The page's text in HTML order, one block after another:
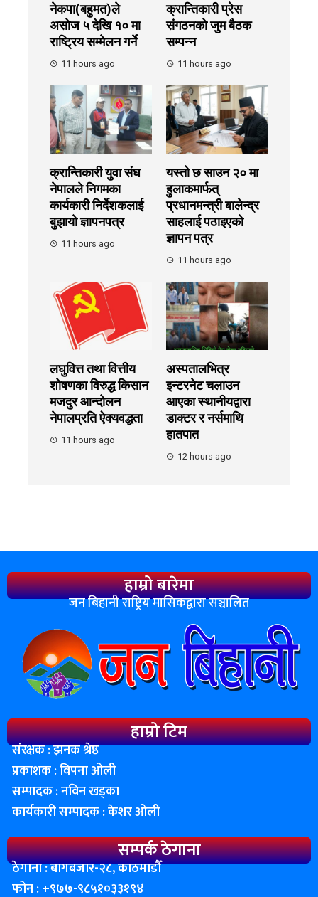
नेकपा(बहुमत)ले
असोज ५ देखि १० मा
राष्ट्रिय सम्मेलन गर्ने
11 hours ago
क्रान्तिकारी प्रेस
संगठनको जुम बैठक
सम्पन्न
11 hours ago
क्रान्तिकारी युवा संघ
नेपालले निगमका
कार्यकारी निर्देशकलाई
बुझायाे ज्ञापनपत्र
11 hours ago
यस्तो छ साउन २० मा
हुलाकमार्फत्
प्रधानमन्त्री बालेन्द्र
साहलाई पठाइएको
ज्ञापन पत्र
11 hours ago
लघुवित्त तथा वित्तीय
शोषणका विरुद्ध किसान
मजदुर आन्दोलन
नेपालप्रति ऐक्यवद्धता
11 hours ago
अस्पतालभित्र
इन्टरनेट चलाउन
आएका स्थानीयद्वारा
डाक्टर र नर्समाथि
हातपात
12 hours ago
हाम्रो बारेमा
जन बिहानी राष्ट्रिय मासिकद्वारा सञ्चालित
हाम्रो टिम
संरक्षक : झनक श्रेष्ठ
प्रकाशक : विपना ओली
सम्पादक : नविन खड्का
कार्यकारी सम्पादक : केशर ओली
सम्पर्क ठेगाना
ठेगाना : बागबजार-२८, काठमाडाैँ
फोन : ‌+९७७-९८५१०३३१९४